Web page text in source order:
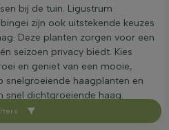
bij de tuin. Ligustrum
zijn ook uitstekende keuzes
Deze planten zorgen voor een
seizoen privacy biedt. Kies
en geniet van een mooie,
snelgroeiende haagplanten en
snel dichtgroeiende haag.